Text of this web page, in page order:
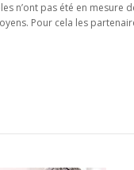
n’ont pas été en mesure
Pour cela les